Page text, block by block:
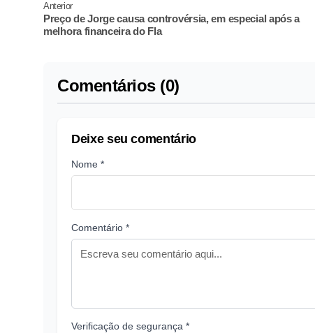
Anterior
Preço de Jorge causa controvérsia, em especial após a
melhora financeira do Fla
Comentários (0)
Deixe seu comentário
Nome *
Comentário *
Verificação de segurança *